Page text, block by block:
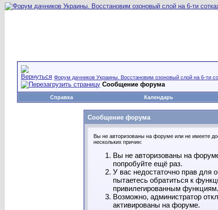
Форум дачников Украины. Восстановим озоновый слой на 6-ти
Сообщение форума
Справка Календарь
Сообщение форума
Вы не авторизованы на форуме или не имеете
нескольких причин:
Вы не авторизованы на
попробуйте ещё раз.
У вас недостаточно прав для
пытаетесь обратиться к
привилегированным функциям.
Возможно, администратор
активированы на форуме.